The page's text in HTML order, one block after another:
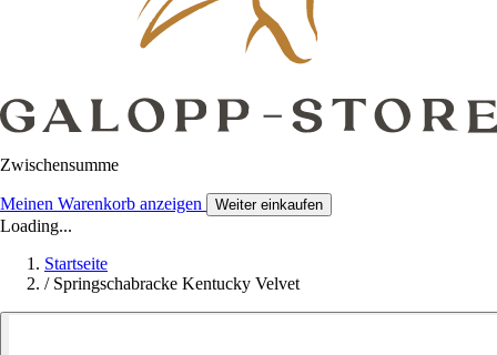
Zwischensumme
Meinen Warenkorb anzeigen Weiter einkaufen
Loading...
Startseite
/ Springschabracke Kentucky Velvet